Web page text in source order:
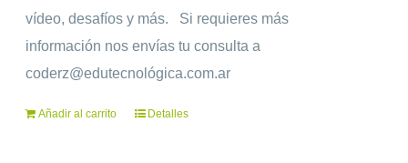
vídeo, desafíos y más.
Si requieres más
información nos envías tu consulta a
coderz@edutecnológica.com.ar
Añadir al carrito Detalles